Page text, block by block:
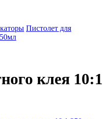
Пистолет для
клея 10:1